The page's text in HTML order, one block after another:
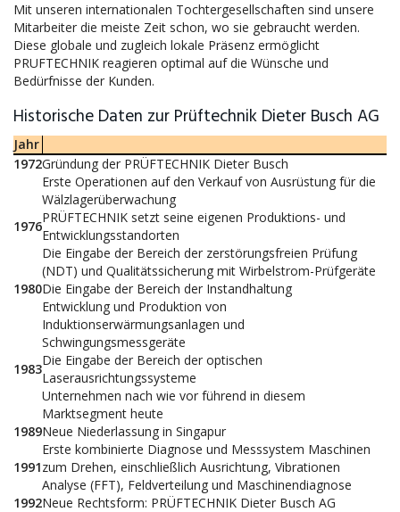
Mit unseren internationalen Tochtergesellschaften sind unsere
Mitarbeiter die meiste Zeit schon, wo sie gebraucht werden.
Diese globale und zugleich lokale Präsenz ermöglicht
PRUFTECHNIK reagieren optimal auf die Wünsche und
Bedürfnisse der Kunden.
Historische Daten zur Prüftechnik Dieter Busch AG
Jahr
1972Gründung der PRÜFTECHNIK Dieter Busch
Erste Operationen auf den Verkauf von Ausrüstung für die
Wälzlagerüberwachung
1976
PRÜFTECHNIK setzt seine eigenen Produktions- und
Entwicklungsstandorten
Die Eingabe der Bereich der zerstörungsfreien Prüfung
(NDT) und Qualitätssicherung mit Wirbelstrom-Prüfgeräte
1980Die Eingabe der Bereich der Instandhaltung
Entwicklung und Produktion von
Induktionserwärmungsanlagen und
Schwingungsmessgeräte
1983
Die Eingabe der Bereich der optischen
Laserausrichtungssysteme
Unternehmen nach wie vor führend in diesem
Marktsegment heute
1989Neue Niederlassung in Singapur
1991
Erste kombinierte Diagnose und Messsystem Maschinen
zum Drehen, einschließlich Ausrichtung, Vibrationen
Analyse (FFT), Feldverteilung und Maschinendiagnose
1992Neue Rechtsform: PRÜFTECHNIK Dieter Busch AG